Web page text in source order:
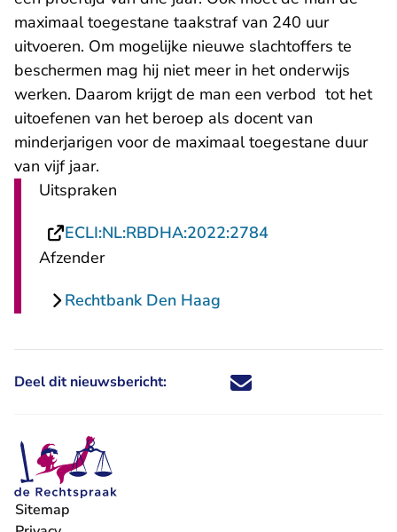
maximaal toegestane taakstraf van 240 uur
uitvoeren. Om mogelijke nieuwe slachtoffers te
beschermen mag hij niet meer in het onderwijs
werken. Daarom krijgt de man een verbod tot het
uitoefenen van het beroep als docent van
minderjarigen voor de maximaal toegestane duur
van vijf jaar.
Uitspraken
ECLI:NL:RBDHA:2022:2784- U verlaat
Afzender
Rechtbank Den Haag
Deel dit nieuwsbericht: Deel dit nieuwsbericht via X -
Deel dit nieuwsbericht via
Deel dit nieuwsbericht
Deel dit
Sitemap